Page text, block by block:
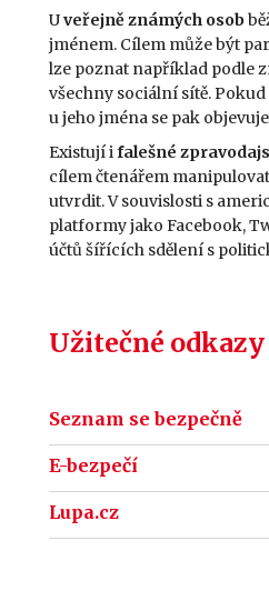
Uveřejně známých osob
jménem. Cílem může být
lze poznat například podle
všechny sociální sítě.
u jeho jména se pak
Existují ifalešné
cílem čtenářem
utvrdit. V souvislosti s
platformy jako Facebook,
účtů šířících sdělení s
Užitečné odkazy
Seznam se bezpečně
E-bezpečí
Lupa.cz